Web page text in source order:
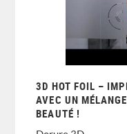
3D HOT FOIL –
AVEC UN
BEAUTÉ !